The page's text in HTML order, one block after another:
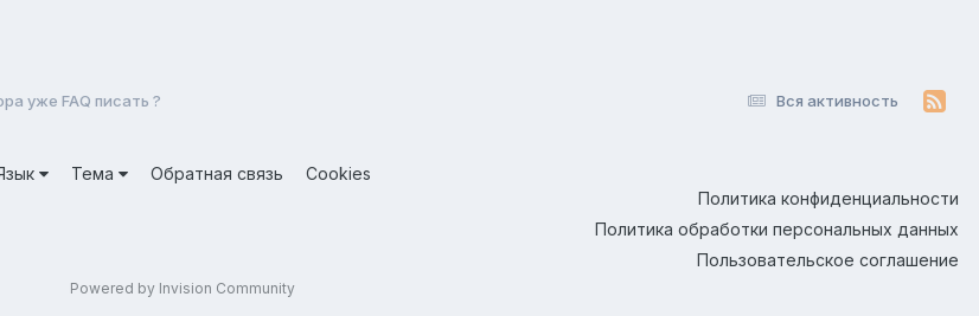
Вся активность
уже FAQ писать ?
Тема Обратная связь
Cookies
Политика конфиденциальности
Политика обработки персональных данных
Пользовательское соглашение
Powered by Invision Community